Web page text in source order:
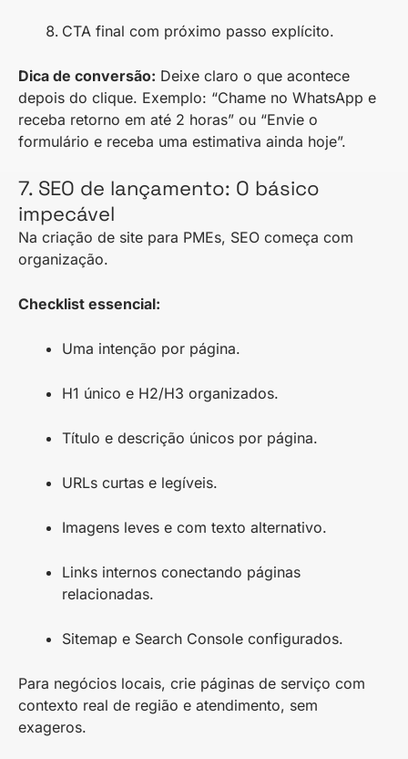
CTA final com próximo passo explícito.
Dica de conversão: Deixe claro o que acontece
depois do clique. Exemplo: “Chame no WhatsApp e
receba retorno em até 2 horas” ou “Envie o
formulário e receba uma estimativa ainda hoje”.
7. SEO de lançamento: O básico
impecável
Na criação de site para PMEs, SEO começa com
organização.
Checklist essencial:
Uma intenção por página.
H1 único e H2/H3 organizados.
Título e descrição únicos por página.
URLs curtas e legíveis.
Imagens leves e com texto alternativo.
Links internos conectando páginas
relacionadas.
Sitemap e Search Console configurados.
Para negócios locais, crie páginas de serviço com
contexto real de região e atendimento, sem
exageros.